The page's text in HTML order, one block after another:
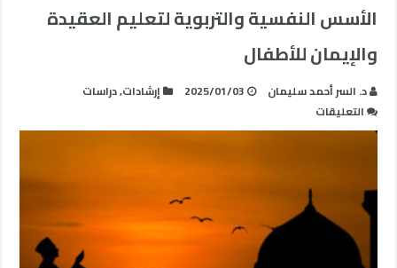
الأسس النفسية والتربوية لتعليم العقيدة
والإيمان للأطفال
د. السر أحمد سليمان 2025/01/03 إرشادات,دراسات
التعليقات
الأسس
لتعليم
العقيدة
والإيمان